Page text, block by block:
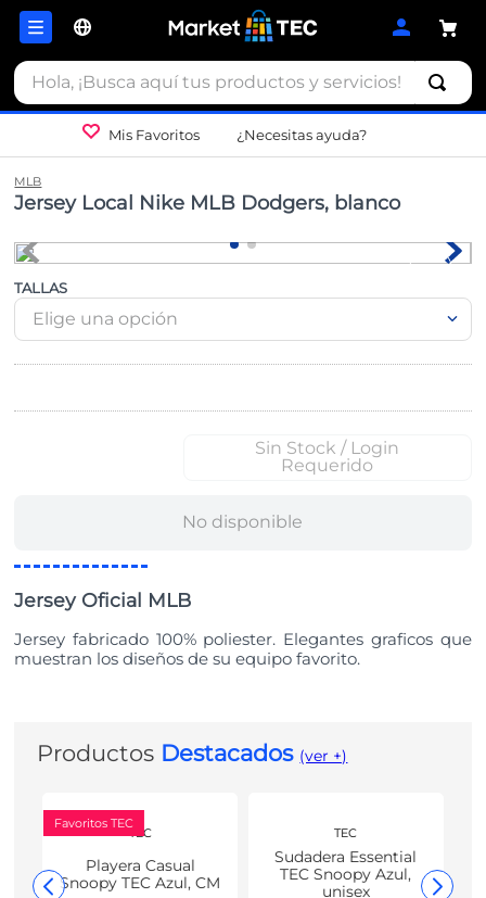
Hola, ¡Busca aquí tus productos y servicios!
Mis Favoritos ¿Necesitas ayuda?
MLB
Jersey Local Nike MLB Dodgers, blanco
TALLAS
Elige una opción
Sin Stock / Login
Requerido
No disponible
Jersey Oficial MLB
Jersey fabricado 100% poliester. Elegantes graficos que
muestran los diseños de su equipo favorito.
Productos Destacados (ver +)
Favoritos TEC
TEC
Playera Casual
Snoopy TEC Azul, CM
TEC
Sudadera Essential
TEC Snoopy Azul,
unisex